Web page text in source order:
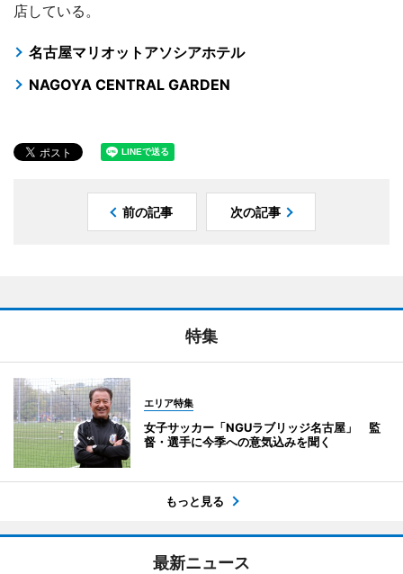
店している。
名古屋マリオットアソシアホテル
NAGOYA CENTRAL GARDEN
前の記事 次の記事
特集
エリア特集
女子サッカー「NGUラブリッジ名古屋」 監
督・選手に今季への意気込みを聞く
もっと見る
最新ニュース